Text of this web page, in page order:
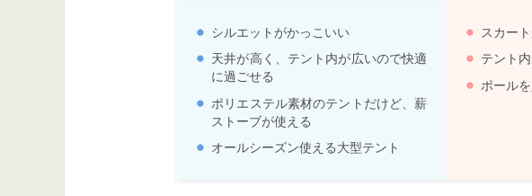
シルエットがかっこいい
天井が高く、テント内が広いので快適
に過ごせる
ポリエステル素材のテントだけど、薪
ストーブが使える
オールシーズン使える大型テント
スカー
テント
ポール